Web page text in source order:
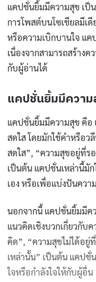
แคปชั่นยิ้มมีความสุข เป็
การโพสต์บนโซเชียลมีเ
หรือความเบิกบานใจ แ
เนื่องจากสามารถสร้างค
กับผู้อ่านได้
แคปชั่นยิ้มมีความ
แคปชั่นยิ้มมีความสุข คือ
สดใส โดยมักใช้คำหรือว
สดใส”, “ความสุขอยู่ที่ร
เป็นต้น แคปชั่นเหล่านี้มั
เอง หรือเพื่อแบ่งปันคว
นอกจากนี้ แคปชั่นยิ้มมีค
แนวคิดเชิงบวกเกี่ยวกับ
คิด”, “ความสุขไม่ได้อยู่
เหล่านั้น” เป็นต้น แคปชั่
ใจหรือกำลังใจให้กับผู้อื่น